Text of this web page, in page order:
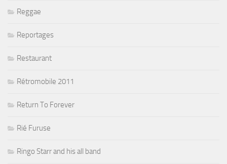
Reggae
Reportages
Restaurant
Rétromobile 2011
Return To Forever
Rié Furuse
Ringo Starr and his all band